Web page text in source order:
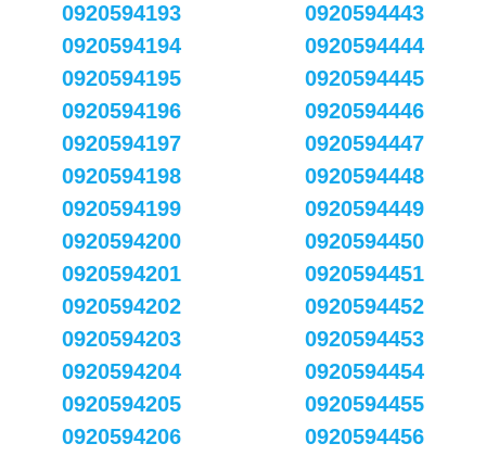
0920594193
0920594194
0920594195
0920594196
0920594197
0920594198
0920594199
0920594200
0920594201
0920594202
0920594203
0920594204
0920594205
0920594206
0920594443
0920594444
0920594445
0920594446
0920594447
0920594448
0920594449
0920594450
0920594451
0920594452
0920594453
0920594454
0920594455
0920594456